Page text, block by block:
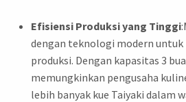
Efisiensi Produksi yang Tinggi
dengan teknologi modern untuk
produksi. Dengan kapasitas 3
memungkinkan pengusaha
lebih banyak kue Taiyaki dalam